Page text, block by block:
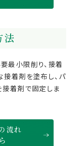
法
最小限削り、接着
接着剤を塗布し、パ
接着剤で固定しま
流れ